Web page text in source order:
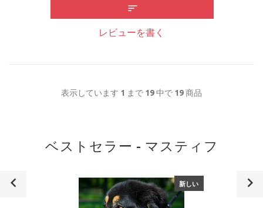
レビューを書く
表示しています 1 まで 19中で 19商品
ベストセラー - マスティフ
新しい